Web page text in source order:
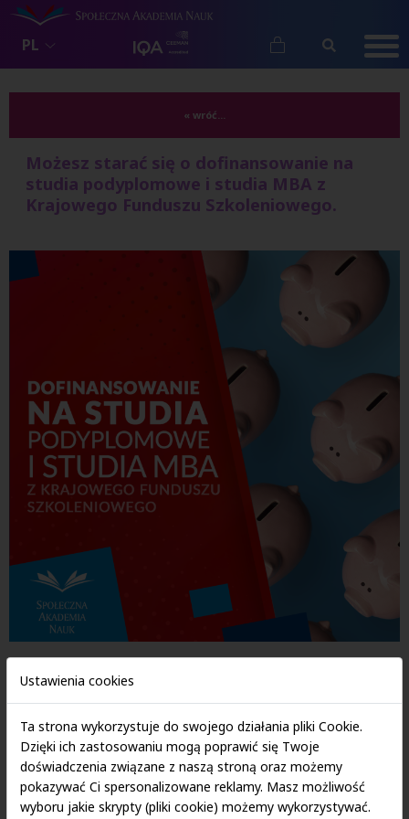
PL
« wróć...
Możesz starać się o dofinansowanie na
studia podyplomowe i studia MBA z
Krajowego Funduszu Szkoleniowego.
nawet 100% dofinansowania na studia MBA lub studia
podyplomowe dla siebie oraz Twoich pracowników!
Jeśli Twój pracodawca nie wie o takiej możliwości – poinformuj
go!
Dystrybutorem środków z Krajowego Funduszu Szkoleniowego
sąPowiatowe Urzędy Pracy(PUP).
Ustawienia cookies
Ta strona wykorzystuje do swojego działania pliki Cookie.
Dzięki ich zastosowaniu mogą poprawić się Twoje
doświadczenia związane z naszą stroną oraz możemy
pokazywać Ci spersonalizowane reklamy. Masz możliwość
wyboru jakie skrypty (pliki cookie) możemy wykorzystywać.